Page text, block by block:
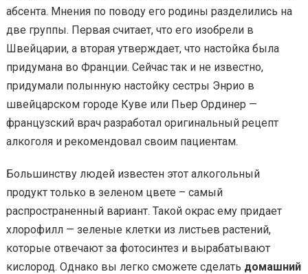
абсента. Мнения по поводу его родины разделились на
две группы. Первая считает, что его изобрели в
Швейцарии, а вторая утверждает, что настойка была
придумана во Франции. Сейчас так и не известно,
придумали полынную настойку сестры Энрио в
швейцарском городе Куве или Пьер Ординер —
французский врач разработал оригинальный рецепт
алкоголя и рекомендовал своим пациентам.
Большинству людей известен этот алкогольный
продукт только в зеленом цвете – самый
распространенный вариант. Такой окрас ему придает
хлорофилл — зеленые клетки из листьев растений,
которые отвечают за фотосинтез и вырабатывают
кислород. Однако вы легко сможете сделать домашний